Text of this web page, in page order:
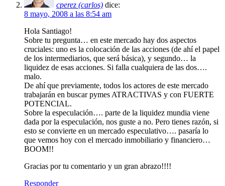
cperez (carlos) dice:
8 mayo, 2008 a las 8:54 am
Hola Santiago!
Sobre tu pregunta… en este mercado hay dos aspectos
cruciales: uno es la colocación de las acciones (de ahí el papel
de los intermediarios, que será básica), y segundo… la
liquidez de esas acciones. Si falla cualquiera de las dos….
malo.
De ahí que previamente, todos los actores de este mercado
trabajarán en buscar pymes ATRACTIVAS y con FUERTE
POTENCIAL.
Sobre la especulación…. parte de la liquidez mundia viene
dada por la especulación, nos guste a no. Pero tienes razón, si
esto se convierte en un mercado especulativo…. pasaría lo
que vemos hoy con el mercado inmobiliario y financiero…
BOOM!!
Gracias por tu comentario y un gran abrazo!!!!
Responder